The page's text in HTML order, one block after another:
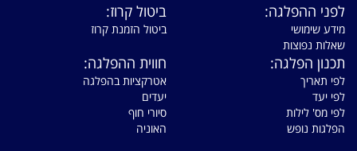
לפני ההפלגה:
מידע שימושי
שאלות נפוצות
ביטול קרוז:
ביטול הזמנת קרוז
תכנון הפלגה:
לפי תאריך
לפי יעד
לפי מס' לילות
הפלגות נופש
חווית ההפלגה:
אטרקציות בהפלגה
יעדים
סיורי חוף
האוניה